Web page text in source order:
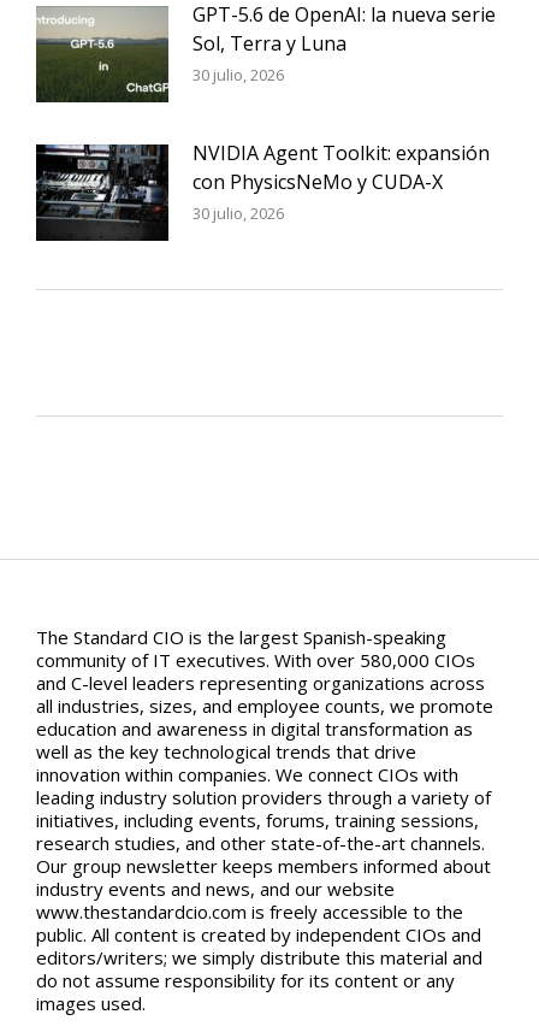
GPT-5.6 de OpenAI: la nueva serie
Sol, Terra y Luna
30 julio, 2026
NVIDIA Agent Toolkit: expansión
con PhysicsNeMo y CUDA-X
30 julio, 2026
The Standard CIO is the largest Spanish-speaking
community of IT executives. With over 580,000 CIOs
and C-level leaders representing organizations across
all industries, sizes, and employee counts, we promote
education and awareness in digital transformation as
well as the key technological trends that drive
innovation within companies. We connect CIOs with
leading industry solution providers through a variety of
initiatives, including events, forums, training sessions,
research studies, and other state-of-the-art channels.
Our group newsletter keeps members informed about
industry events and news, and our website
www.thestandardcio.com is freely accessible to the
public. All content is created by independent CIOs and
editors/writers; we simply distribute this material and
do not assume responsibility for its content or any
images used.